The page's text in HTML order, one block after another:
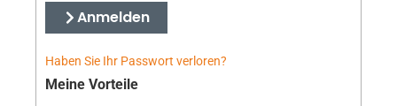
Anmelden
Haben Sie Ihr Passwort verloren?
Meine Vorteile